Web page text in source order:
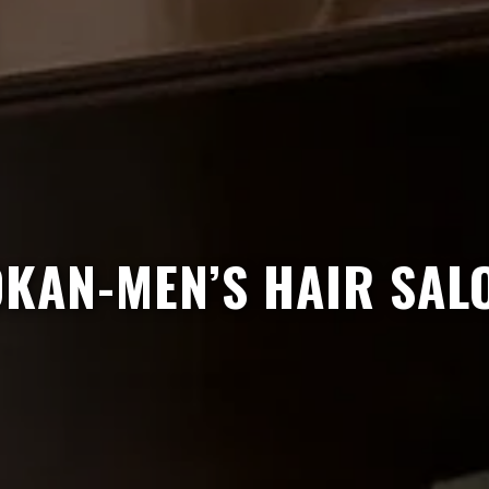
MEN’S HAIR